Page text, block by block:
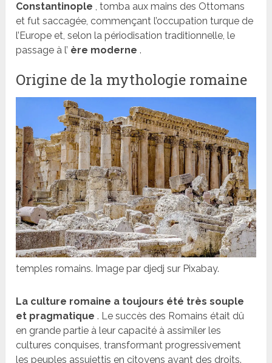
Constantinople , tomba aux mains des Ottomans
et fut saccagée, commençant l’occupation turque de
l’Europe et, selon la périodisation traditionnelle, le
passage à l’ ère moderne .
Origine de la mythologie romaine
temples romains. Image par djedj sur Pixabay.
La culture romaine a toujours été très souple
et pragmatique . Le succès des Romains était dû
en grande partie à leur capacité à assimiler les
cultures conquises, transformant progressivement
les peuples assujettis en citoyens ayant des droits.